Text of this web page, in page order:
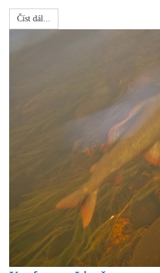
Číst dál...